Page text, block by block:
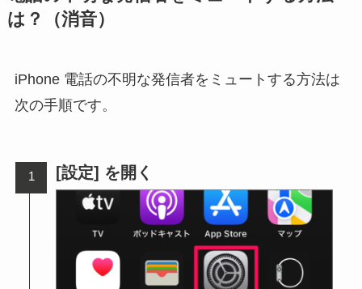
は？（消音）
iPhone 電話の不明な発信者をミュートする方法は
次の手順です。
[設定] を開く